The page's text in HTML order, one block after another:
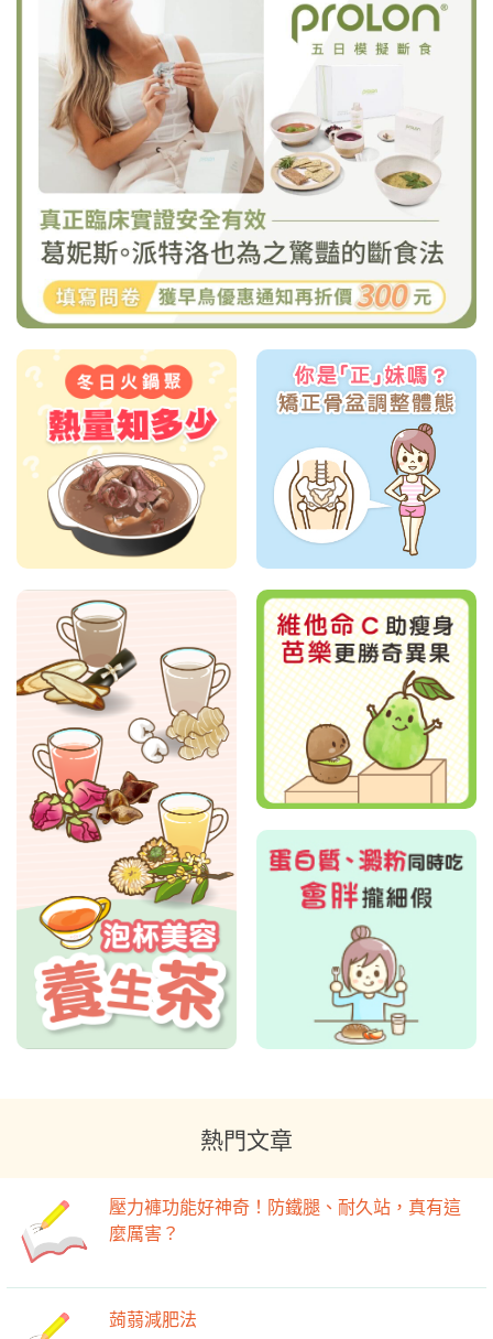
熱門文章
壓力褲功能好神奇！防鐵腿、耐久站，真有這
麼厲害？
蒟蒻減肥法